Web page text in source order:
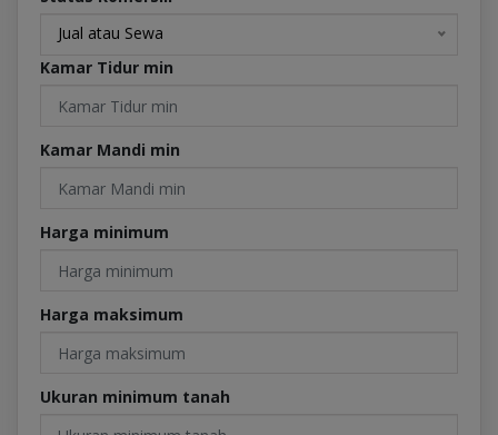
Jual atau Sewa
Kamar Tidur min
Kamar Mandi min
Harga minimum
Harga maksimum
Ukuran minimum tanah